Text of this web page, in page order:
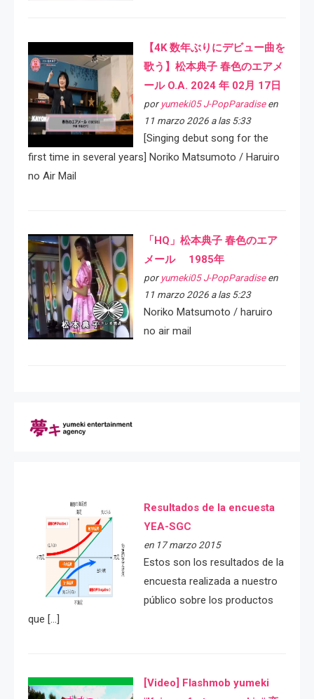
【4K 数年ぶりにデビュー曲を
歌う】松本典子 春色のエアメ
ール O.A. 2024 年 02月 17日
por yumeki05 J-PopParadiseen
11 marzo 2026 a las 5:33
[Singing debut song for the
first time in several years] Noriko Matsumoto / Haruiro
no Air Mail
「HQ」松本典子 春色のエア
メール 1985年
por yumeki05 J-PopParadiseen
11 marzo 2026 a las 5:23
Noriko Matsumoto / haruiro
no air mail
Resultados de la encuesta
YEA-SGC
en 17 marzo 2015
Estos son los resultados de la
encuesta realizada a nuestro
público sobre los productos
que […]
[Video] Flashmob yumeki